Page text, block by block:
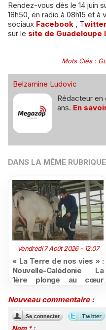
Rendez-vous dés le 14 juin
18h50, en radio à 08h15 et
sociaux Facebook , Twitter
sur le site de Guadeloupe
Mots Clés:
Belzamine Ludovic
Rédacteur en
ans. En
DANS LA MÊME
Vendredi 7 Août 2026 - 12:07
« La Terre de nos vies » :
Nouvelle-Calédonie La
1ère plonge au cœur
mutation
Nouveau commentaire :
Nom * :